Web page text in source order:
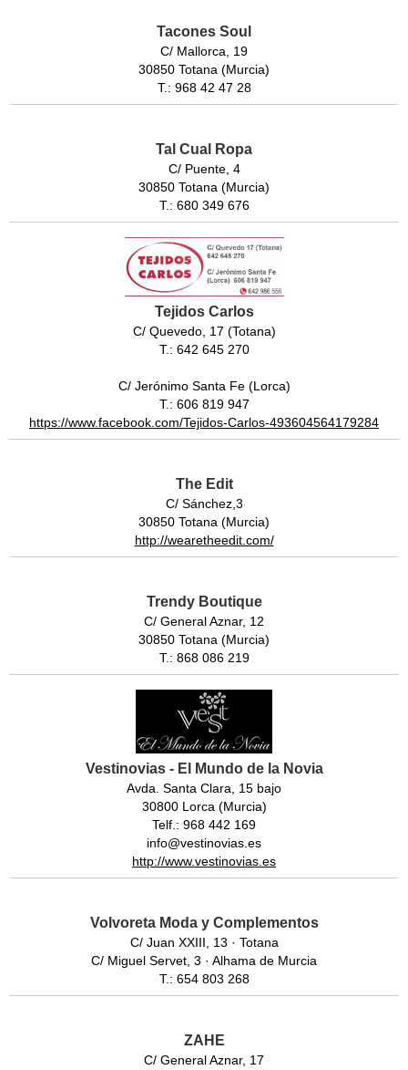
Tacones Soul
C/ Mallorca, 19
30850 Totana (Murcia)
T.: 968 42 47 28
Tal Cual Ropa
C/ Puente, 4
30850 Totana (Murcia)
T.: 680 349 676
Tejidos Carlos
C/ Quevedo, 17 (Totana)
T.: 642 645 270
C/ Jerónimo Santa Fe (Lorca)
T.: 606 819 947
https://www.facebook.com/Tejidos-Carlos-493604564179284
The Edit
C/ Sánchez,3
30850 Totana (Murcia)
http://wearetheedit.com/
Trendy Boutique
C/ General Aznar, 12
30850 Totana (Murcia)
T.: 868 086 219
Vestinovias - El Mundo de la Novia
Avda. Santa Clara, 15 bajo
30800 Lorca (Murcia)
Telf.: 968 442 169
info@vestinovias.es
http://www.vestinovias.es
Volvoreta Moda y Complementos
C/ Juan XXIII, 13 · Totana
C/ Miguel Servet, 3 · Alhama de Murcia
T.: 654 803 268
ZAHE
C/ General Aznar, 17